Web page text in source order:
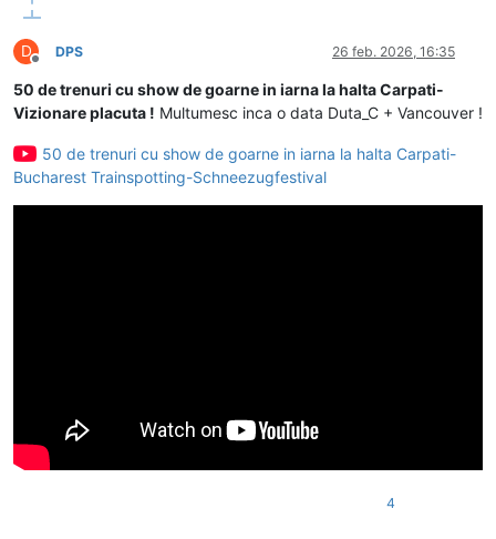
D
Deconectat
DPS 26 feb. 2026, 16:35
50 de trenuri cu show de goarne in iarna la halta Carpati-
Vizionare placuta ! Multumesc inca o data Duta_C + Vancouver !
50 de trenuri cu show de goarne in iarna la halta Carpati-
Bucharest Trainspotting-Schneezugfestival
4